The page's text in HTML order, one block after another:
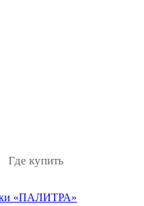
Где купить